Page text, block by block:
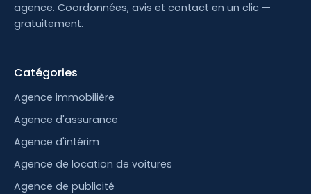
agence. Coordonnées, avis et contact en un clic —
gratuitement.
Catégories
Agence immobilière
Agence d'assurance
Agence d'intérim
Agence de location de voitures
Agence de publicité